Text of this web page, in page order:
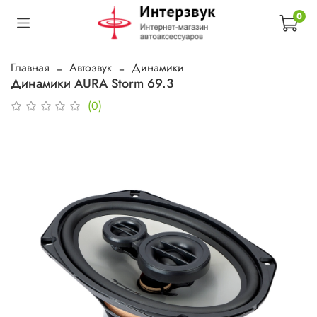
0
Главная Автозвук Динамики
Динамики AURA Storm 69.3
(0)